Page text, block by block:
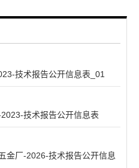
技术报告公开信息表_01
技术报告公开信息表
金厂-2026-技术报告公开信息